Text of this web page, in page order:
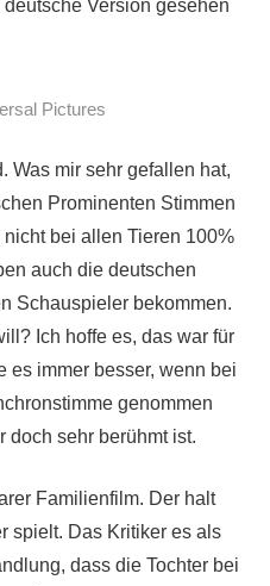
Version gesehen
Pictures
Was mir sehr gefallen hat,
Prominenten Stimmen
bei allen Tieren 100%
auch die deutschen
Schauspieler bekommen.
Ich hoffe es, das war für
es immer besser, wenn bei
genommen
doch sehr berühmt ist.
Familienfilm. Der halt
spielt. Das Kritiker es als
dass die Tochter bei